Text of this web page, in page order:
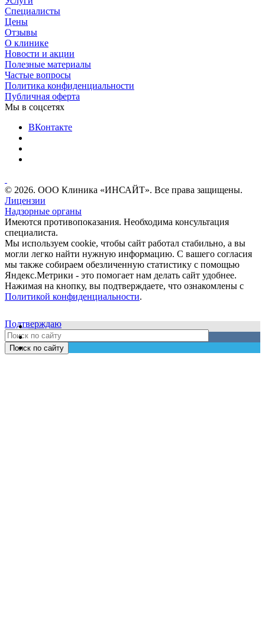
Специалисты
Цены
Отзывы
О клинике
Новости и акции
Полезные материалы
Частые вопросы
Политика конфиденциальности
Публичная оферта
Мы в соцсетях
ВКонтакте
© 2026. ООО Клиника «ИНСАЙТ». Все права защищены.
Лицензии
Надзорные органы
Имеются противопоказания. Необходима консультация
специалиста.
Мы используем cookie, чтобы сайт работал стабильно, а вы
могли легко найти нужную информацию. С вашего согласия
мы также собираем обезличенную статистику с помощью
Яндекс.Метрики - это помогает нам делать сайт удобнее.
Нажимая на кнопку, вы подтверждаете, что ознакомлены с
Политикой конфиденциальности.
Подтверждаю
Поиск по сайту